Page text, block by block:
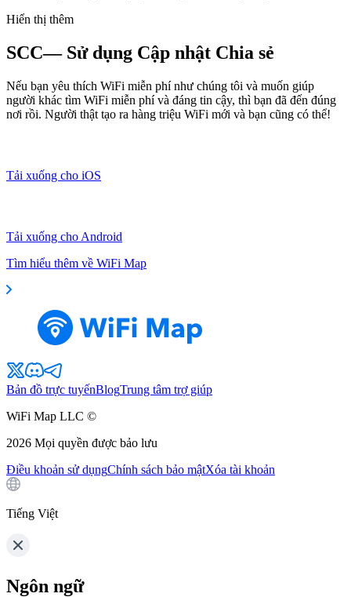
Hiển thị thêm
SCC— Sử dụng Cập nhật Chia sẻ
Nếu bạn yêu thích WiFi miễn phí như chúng tôi và muốn giúp
người khác tìm WiFi miễn phí và đáng tin cậy, thì bạn đã đến đúng
nơi rồi. Người thật tạo ra hàng triệu WiFi mới và bạn cũng có thể!
Tải xuống cho iOS
Tải xuống cho Android
Tìm hiểu thêm về WiFi Map
Bản đồ trực tuyếnBlogTrung tâm trợ giúp
WiFi Map LLC ©
2026 Mọi quyền được bảo lưu
Điều khoản sử dụngChính sách bảo mậtXóa tài khoản
Tiếng Việt
Ngôn ngữ